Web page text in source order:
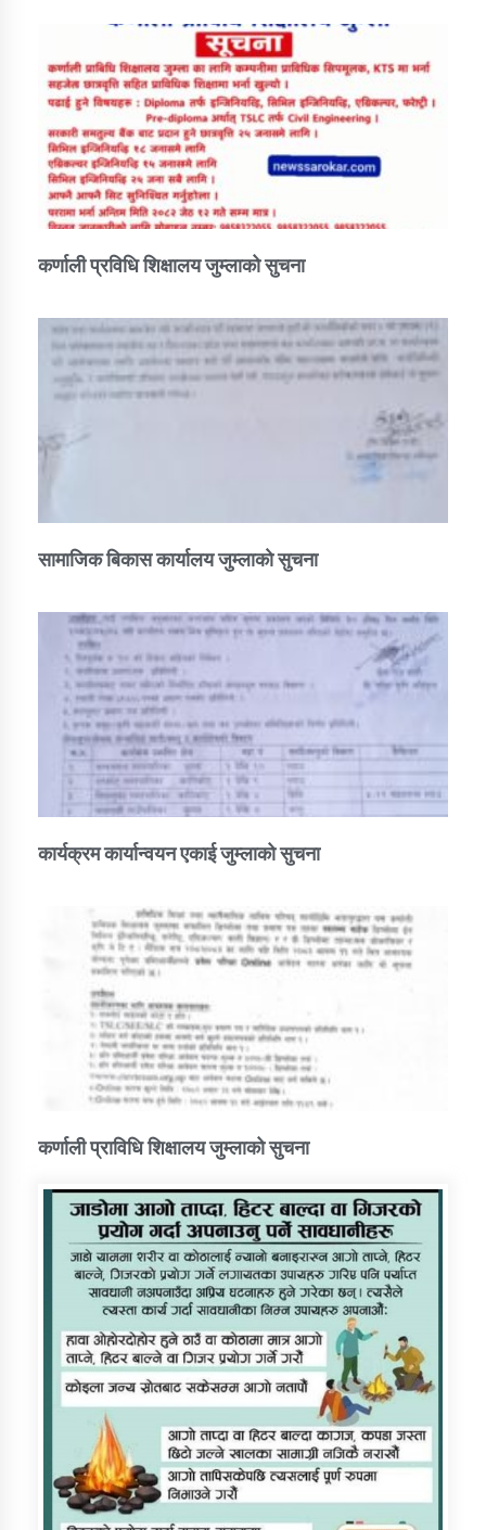
तातोपानी गाउँपालिका जुम्लाको सूचना
कर्णाली प्रविधि शिक्षालय जुम्लाको सुचना
सामाजिक बिकास कार्यालय जुम्लाकाे सुचना
कार्यक्रम कार्यान्वयन एकाई जुम्लाको सुचना
कर्णाली प्राविधि शिक्षालय जुम्लाको सुचना